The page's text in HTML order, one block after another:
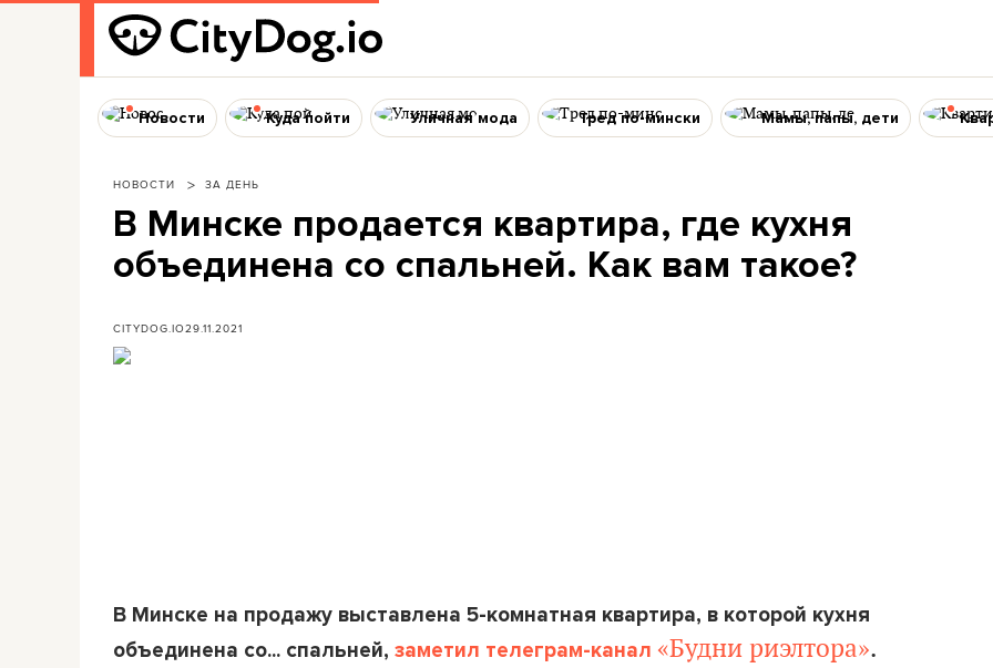
Новости Куда пойти Уличная мода Тред по-мински Мамы, папы, дети
НОВОСТИ ЗА ДЕНЬ
В Минске продается квартира, где кухня
объединена со спальней. Как вам такое?
CITYDOG.IO29.11.2021
В Минске на продажу выставлена 5-комнатная квартира, в которой кухня
объединена со... спальней, заметил телеграм-канал «Будни риэлтора».